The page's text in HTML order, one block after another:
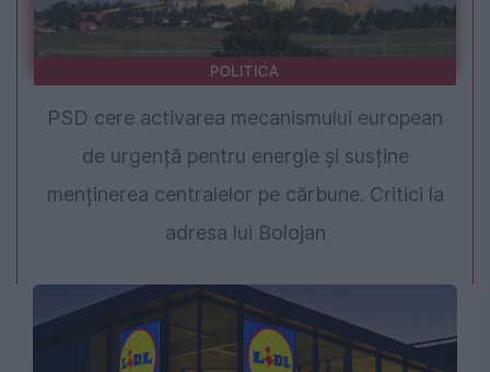
POLITICA
PSD cere activarea mecanismului european
de urgență pentru energie și susține
menținerea centralelor pe cărbune. Critici la
adresa lui Bolojan